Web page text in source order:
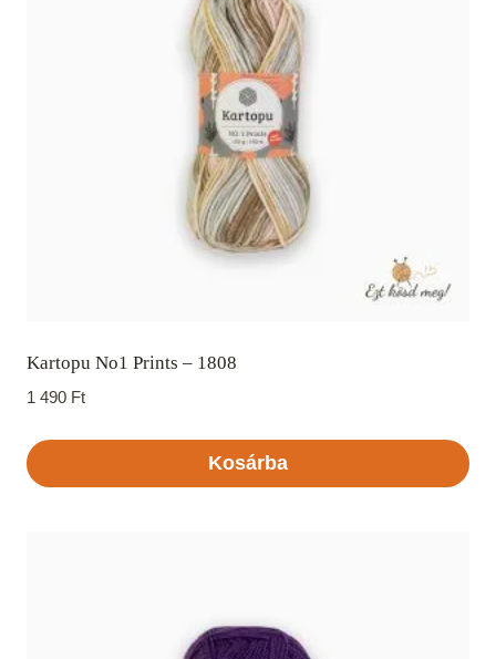
Kartopu No1 Prints – 1808
1 490 Ft
Kosárba